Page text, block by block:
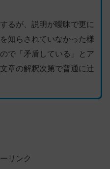
るが、説明が曖昧で更に
知らされていなかった様
で「矛盾している」とア
章の解釈次第で普通に辻
リンク